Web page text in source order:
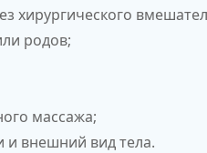
хирургического
родов;
массажа;
внешний вид тела.